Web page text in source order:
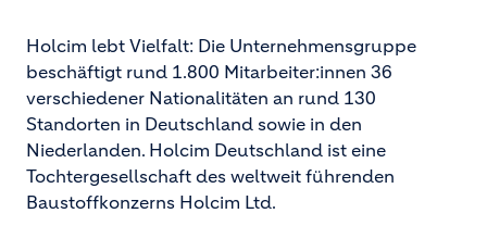
Holcim lebt Vielfalt: Die Unternehmensgruppe
beschäftigt rund 1.800 Mitarbeiter:innen 36
verschiedener Nationalitäten an rund 130
Standorten in Deutschland sowie in den
Niederlanden. Holcim Deutschland ist eine
Tochtergesellschaft des weltweit führenden
Baustoffkonzerns Holcim Ltd.